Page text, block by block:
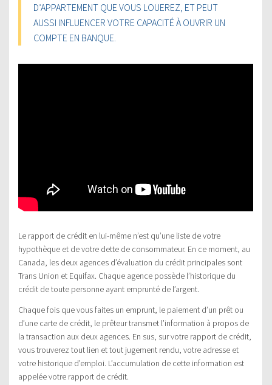
D’APPARTEMENT QUE VOUS LOUEREZ, ET PEUT
AUSSI INFLUENCER VOTRE CAPACITÉ À OUVRIR UN
COMPTE EN BANQUE.
Le rapport de crédit en lui-même n’est qu’une liste de votre
hypothèque et de votre dette de consommateur. En ce moment, au
Canada, les deux agences d’évaluation du crédit principales sont
Trans Union et Equifax. Chaque agence possède l’historique du
crédit de toute personne ayant emprunté de l’argent.
Chaque fois que vous faites un emprunt, le paiement d’un prêt ou
d’une carte de crédit, le prêteur transmet l’information à propos de
la transaction aux deux agences. En sus, sur votre rapport de crédit,
vous trouverez tout lien et tout jugement rendu, votre adresse et
votre historique d’emploi. L’accumulation de cette information est
appelée votre rapport de crédit.